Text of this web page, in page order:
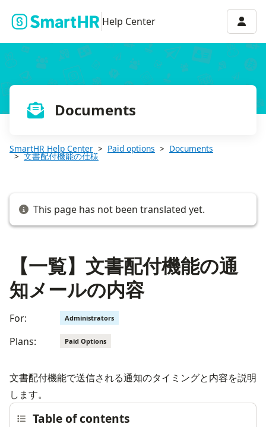
Help Center
Documents
SmartHR Help Center Paid options Documents
文書配付機能の仕様
This page has not been translated yet.
【一覧】文書配付機能の通
知メールの内容
For: Administrators
Plans: Paid Options
文書配付機能で送信される通知のタイミングと内容を説明
します。
Table of contents